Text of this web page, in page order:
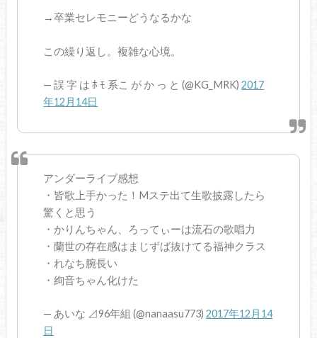
→卒業セレモニーどうなるかな
この繰り返し。複雑な心境。
— 誤 字 は ﾎ ﾓ 系こ が か っ と (@KG_MRK)2017
年12月14日
アンダーライブ感想
・皆歌上手かった！Mステ出て生歌披露したら
驚くと思う
・かりんちゃん、ろってぃーは流石の歌唱力
・蘭世の存在感はまじずば抜けてる福神クラス
・れなち腕長い
・絢音ちゃん化けた
— あいな ⊿96年組 (@nanaasu773)2017年12月14
日